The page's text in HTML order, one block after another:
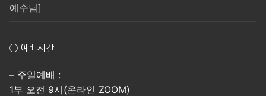
예수님]
○ 예배시간
– 주일예배 :
1부 오전 9시(온라인 ZOOM)